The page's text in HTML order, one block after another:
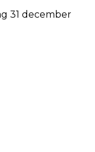
31 december